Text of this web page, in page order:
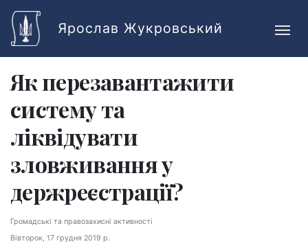
Skip to main content
Ярослав Жукровський
Як перезавантажити
систему та
ліквідувати
зловживання у
держреєстрації?
Громадські та правозахисні активності
Вівторок, 17 грудня 2019 р.